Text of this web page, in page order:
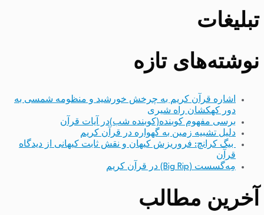
تبلیغات
نوشته‌های تازه
اشاره قرآن کریم به چرخش خورشید و منظومه شمسی به
دور کهکشان راه شیری
برسی مفهوم کوبنده(کوبنده شب)در آیات قرآن
دلیل تشبیه زمین به گهواره در قرآن کریم
بیگ کرانچ: فروریزش کیهان و نقش ثابت کیهانی از دیدگاه
قرآن
مِه‌گسست (Big Rip) در قرآن کریم
آخرین مطالب